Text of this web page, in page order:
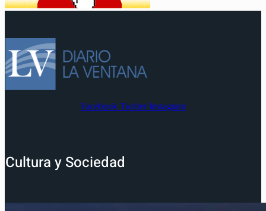
Facebook Twitter Instagram
Cultura y Sociedad